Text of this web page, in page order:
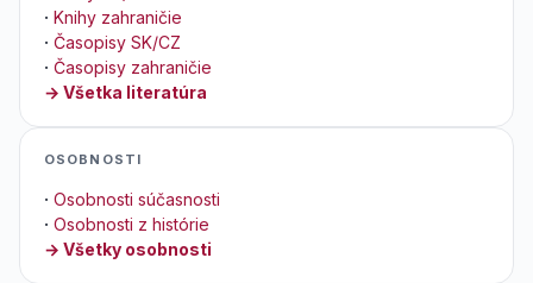
· Knihy zahraničie
· Časopisy SK/CZ
· Časopisy zahraničie
→ Všetka literatúra
OSOBNOSTI
· Osobnosti súčasnosti
· Osobnosti z histórie
→ Všetky osobnosti